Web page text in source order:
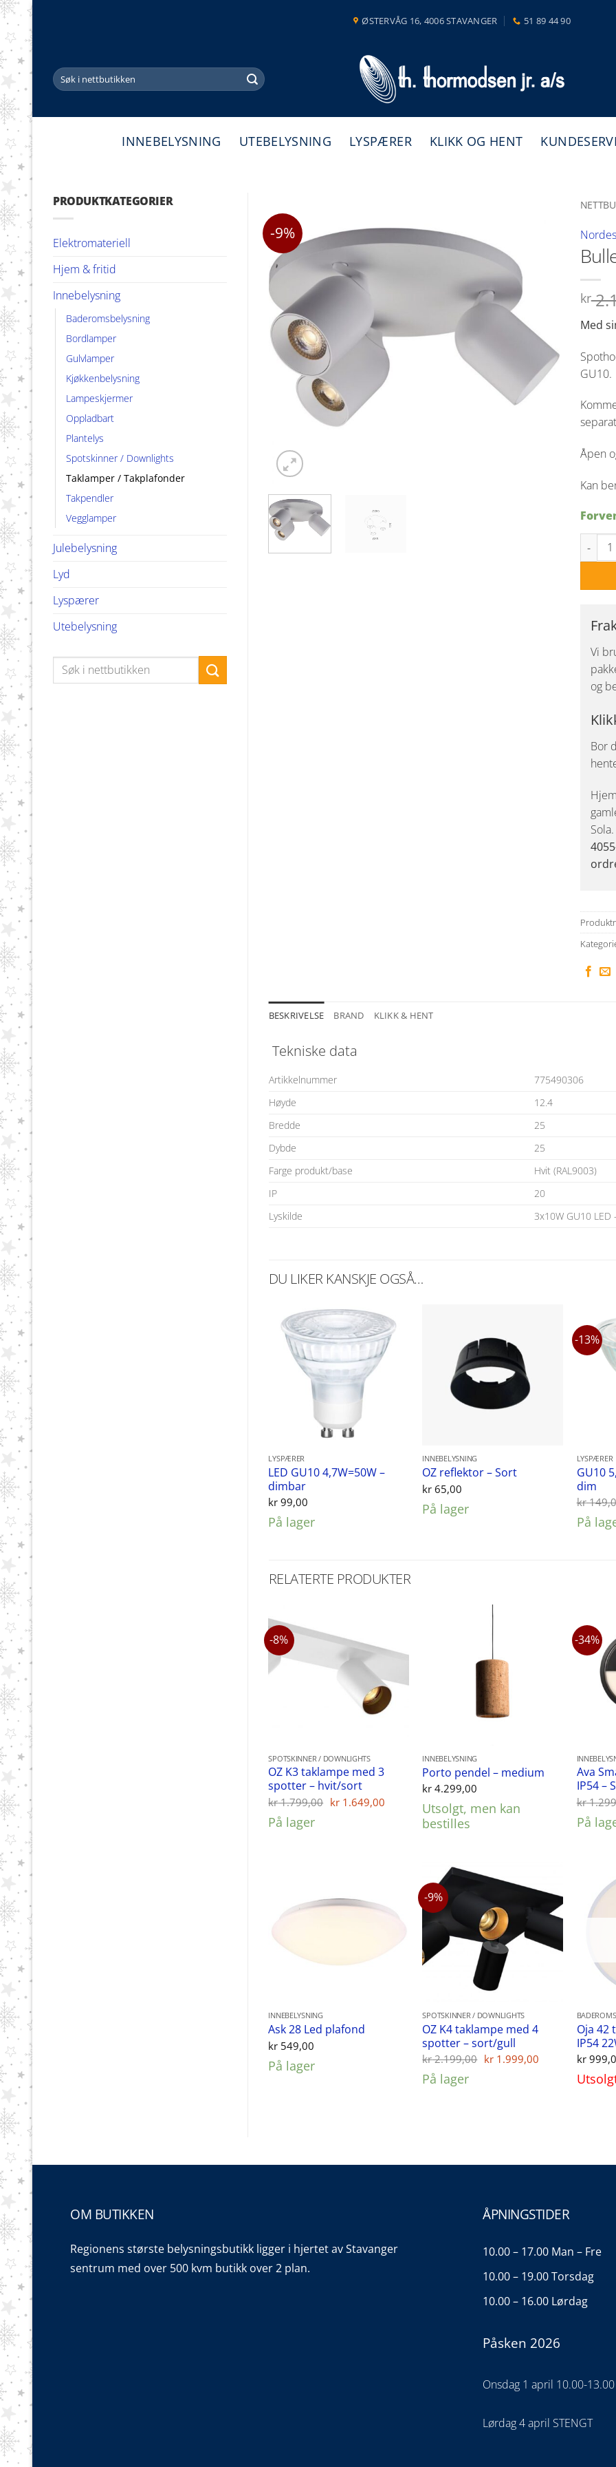
Skip
content
ØSTERVÅG 16, 4006 STAVANGER 51 89 44 90
Søk
etter:
INNEBELYSNING UTEBELYSNING LYSPÆRER KLIKK OG HENT
PRODUKTKATEGORIER
Elektromateriell
Hjem & fritid
Innebelysning
Baderomsbelysning
Bordlamper
Gulvlamper
Kjøkkenbelysning
Lampeskjermer
Oppladbart
Plantelys
Spotskinner / Downlights
Taklamper / Takplafonder
Takpendler
Vegglamper
Julebelysning
Lyd
Lyspærer
Utebelysning
Søk
-9%
kr
Med
GU10.
Åpen
Kan
Bullet
Vi
og
Bor
BESKRIVELSE BRAND KLIKK & HENT
Tekniske data
Artikkelnummer
775490306
Høyde
12.4
Bredde
25
Dybde
25
Farge produkt/base
Hvit (RAL9003)
IP
20
Lyskilde
3x10W GU10 LED
DU LIKER KANSKJE OGSÅ…
LYSPÆRER
LED GU10 4,7W=50W –
dimbar
kr 99,00
På lager
INNEBELYSNING
OZ reflektor – Sort
kr 65,00
På lager
-13%
LYSPÆRER
GU10
dim
kr
På
RELATERTE PRODUKTER
-8%
SPOTSKINNER / DOWNLIGHTS
OZ K3 taklampe med 3
spotter – hvit/sort
kr1.799,00 Opprinnelig
kr1.649,00Nåværende
På lager
INNEBELYSNING
Porto pendel – medium
kr 4.299,00
Utsolgt, men kan
bestilles
-34%
Ava
IP54 –
kr
På
INNEBELYSNING
Ask 28 Led plafond
kr 549,00
På lager
-9%
SPOTSKINNER / DOWNLIGHTS
OZ K4 taklampe med 4
spotter – sort/gull
kr2.199,00 Opprinnelig
kr1.999,00Nåværende
På lager
Oja 42
IP54
kr
OM BUTIKKEN
Regionens største belysningsbutikk ligger i hjertet av Stavanger
sentrum med over 500 kvm butikk over 2 plan.
ÅPNINGSTIDER
10.00 – 17.00 Man – Fre
10.00 – 19.00 Torsdag
10.00 – 16.00 Lørdag
Påsken 2026
Onsdag 1 april 10.00-13.00
Lørdag 4 april STENGT